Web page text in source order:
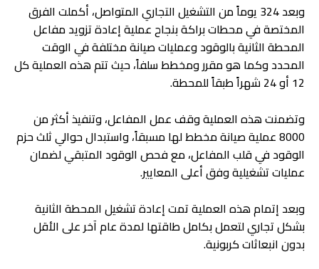
وبعد 324 يوماً من التشغيل التجاري المتواصل، أكملت الفرق
المختصة في محطات براكة بنجاح عملية إعادة تزويد مفاعل
المحطة الثانية بالوقود وعمليات صيانة مختلفة في الوقت
المحدد وكما هو مقرر ومخطط سلفاً، حيث تتم هذه العملية كل
12 أو 24 شهراً طبقاً للمحطة.
وتضمنت هذه العملية وقف عمل المفاعل، وتنفيذ أكثر من
8000 عملية صيانة مخطط لها مسبقاً، واستبدال حوالي ثلث حزم
الوقود في قلب المفاعل، مع فحص الوقود المتبقي لضمان
عمليات تشغيلية وفق أعلى المعايير.
وبعد إتمام هذه العملية تمت إعادة تشغيل المحطة الثانية
بشكل تجاري لتعمل بكامل طاقتها لمدة عام آخر على الأقل
بدون انبعاثات كربونية.